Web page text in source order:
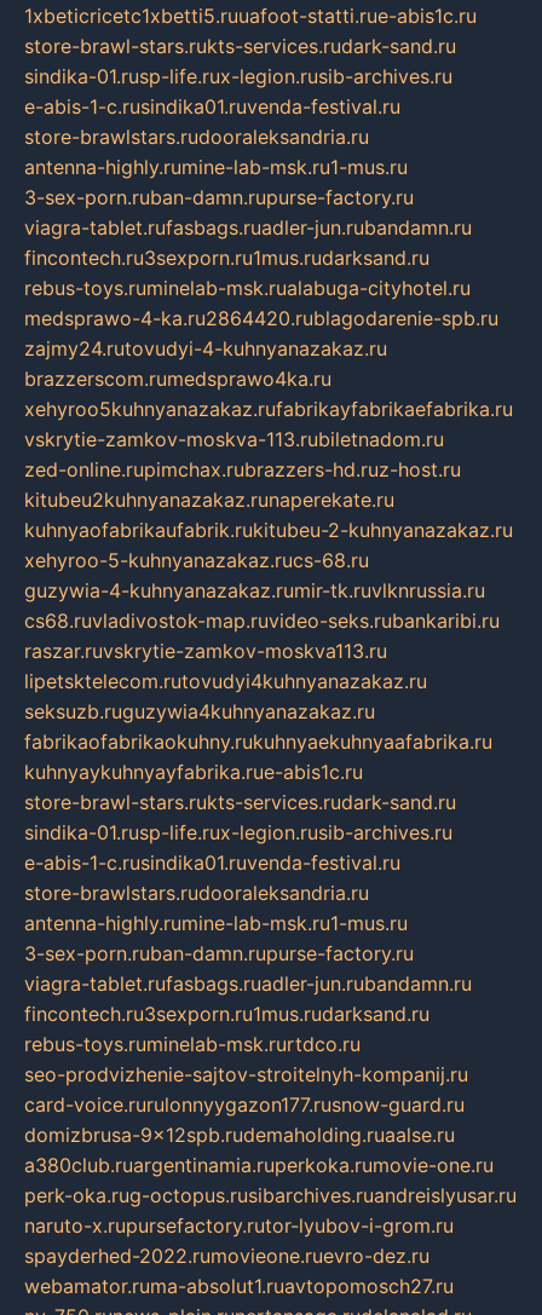
1xbeticricetc1xbetti5.ruuafoot-statti.rue-abis1c.ru
store-brawl-stars.rukts-services.rudark-sand.ru
sindika-01.rusp-life.rux-legion.rusib-archives.ru
e-abis-1-c.rusindika01.ruvenda-festival.ru
store-brawlstars.rudooraleksandria.ru
antenna-highly.rumine-lab-msk.ru1-mus.ru
3-sex-porn.ruban-damn.rupurse-factory.ru
viagra-tablet.rufasbags.ruadler-jun.rubandamn.ru
fincontech.ru3sexporn.ru1mus.rudarksand.ru
rebus-toys.ruminelab-msk.rualabuga-cityhotel.ru
medsprawo-4-ka.ru2864420.rublagodarenie-spb.ru
zajmy24.rutovudyi-4-kuhnyanazakaz.ru
brazzerscom.rumedsprawo4ka.ru
xehyroo5kuhnyanazakaz.rufabrikayfabrikaefabrika.ru
vskrytie-zamkov-moskva-113.rubiletnadom.ru
zed-online.rupimchax.rubrazzers-hd.ruz-host.ru
kitubeu2kuhnyanazakaz.runaperekate.ru
kuhnyaofabrikaufabrik.rukitubeu-2-kuhnyanazakaz.ru
xehyroo-5-kuhnyanazakaz.rucs-68.ru
guzywia-4-kuhnyanazakaz.rumir-tk.ruvlknrussia.ru
cs68.ruvladivostok-map.ruvideo-seks.rubankaribi.ru
raszar.ruvskrytie-zamkov-moskva113.ru
lipetsktelecom.rutovudyi4kuhnyanazakaz.ru
seksuzb.ruguzywia4kuhnyanazakaz.ru
fabrikaofabrikaokuhny.rukuhnyaekuhnyaafabrika.ru
kuhnyaykuhnyayfabrika.rue-abis1c.ru
store-brawl-stars.rukts-services.rudark-sand.ru
sindika-01.rusp-life.rux-legion.rusib-archives.ru
e-abis-1-c.rusindika01.ruvenda-festival.ru
store-brawlstars.rudooraleksandria.ru
antenna-highly.rumine-lab-msk.ru1-mus.ru
3-sex-porn.ruban-damn.rupurse-factory.ru
viagra-tablet.rufasbags.ruadler-jun.rubandamn.ru
fincontech.ru3sexporn.ru1mus.rudarksand.ru
rebus-toys.ruminelab-msk.rurtdco.ru
seo-prodvizhenie-sajtov-stroitelnyh-kompanij.ru
card-voice.rurulonnyygazon177.rusnow-guard.ru
domizbrusa-9x12spb.rudemaholding.ruaalse.ru
a380club.ruargentinamia.ruperkoka.rumovie-one.ru
perk-oka.rug-octopus.rusibarchives.ruandreislyusar.ru
naruto-x.rupursefactory.rutor-lyubov-i-grom.ru
spayderhed-2022.rumovieone.ruevro-dez.ru
webamator.ruma-absolut1.ruavtopomosch27.ru